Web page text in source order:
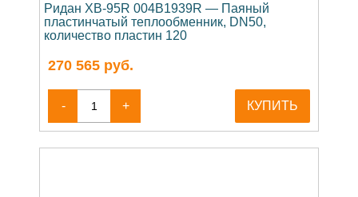
Ридан XB-95R 004B1939R — Паяный
пластинчатый теплообменник, DN50,
количество пластин 120
270 565 руб.
- + КУПИТЬ